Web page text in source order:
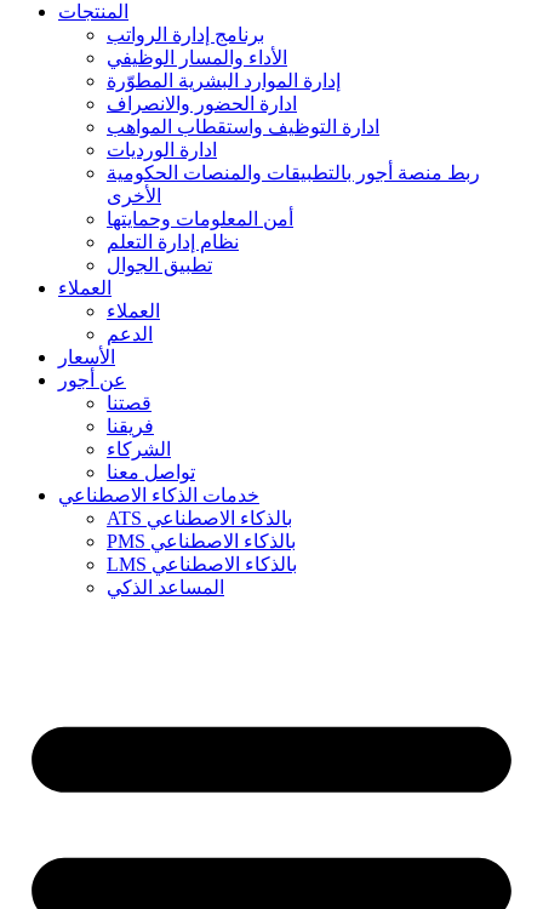
المنتجات
برنامج إدارة الرواتب
الأداء والمسار الوظيفي
إدارة الموارد البشرية المطوّرة
ادارة الحضور والانصراف
ادارة التوظيف واستقطاب المواهب
ادارة الورديات
ربط منصة أجور بالتطبيقات والمنصات الحكومية
الأخرى
أمن المعلومات وحمايتها
نظام إدارة التعلم
تطبيق الجوال
العملاء
العملاء
الدعم
الأسعار
عن أجور
قصتنا
فريقنا
الشركاء
تواصل معنا
خدمات الذكاء الاصطناعي
ATS بالذكاء الاصطناعي
PMS بالذكاء الاصطناعي
LMS بالذكاء الاصطناعي
المساعد الذكي